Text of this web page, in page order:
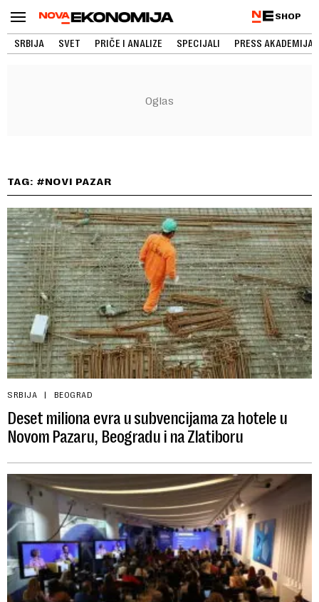
SHOP
SRBIJA SVET PRIČE I ANALIZE SPECIJALI PRESS AKADEMIJA
TAG: #NOVI PAZAR
SRBIJA BEOGRAD
Deset miliona evra u subvencijama za hotele u
Novom Pazaru, Beogradu i na Zlatiboru